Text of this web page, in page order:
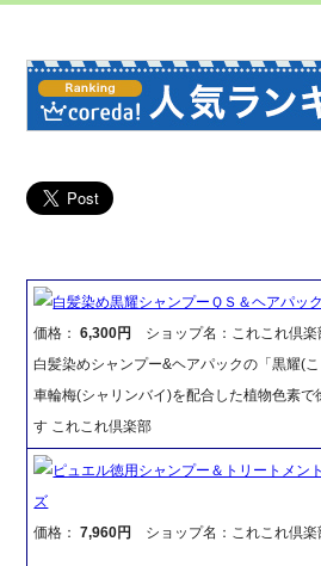
白髪染め黒耀シャンプーＱＳ＆ヘアパッ
価格：6,300円
ショップ名：これこれ倶楽
白髪染めシャンプー&ヘアパックの「黒耀(
車輪梅(シャリンバイ)を配合した植物色素で
す これこれ倶楽部
ピュエル徳用シャンプー＆トリートメン
ズ
価格：7,960円 ショップ名：これこれ倶楽